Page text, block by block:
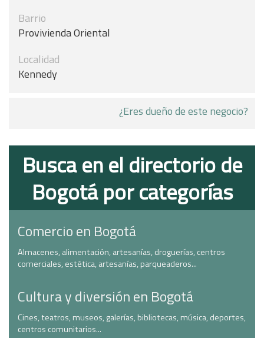
Barrio
Provivienda Oriental
Localidad
Kennedy
¿Eres dueño de este negocio?
Busca en el directorio de
Bogotá por categorías
Comercio en Bogotá
Almacenes, alimentación, artesanías, droguerías, centros
comerciales, estética, artesanías, parqueaderos...
Cultura y diversión en Bogotá
Cines, teatros, museos, galerías, bibliotecas, música, deportes,
centros comunitarios...